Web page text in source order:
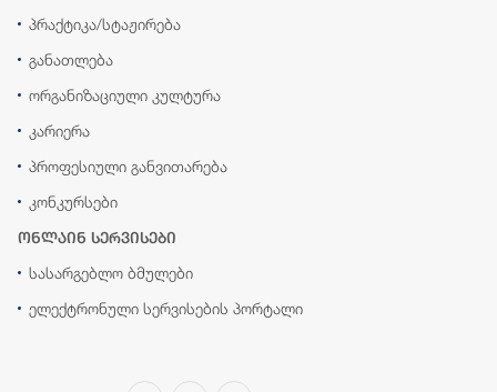
პრაქტიკა/სტაჟირება
განათლება
ორგანიზაციული კულტურა
კარიერა
პროფესიული განვითარება
კონკურსები
ონლაინ სერვისები
სასარგებლო ბმულები
ელექტრონული სერვისების პორტალი